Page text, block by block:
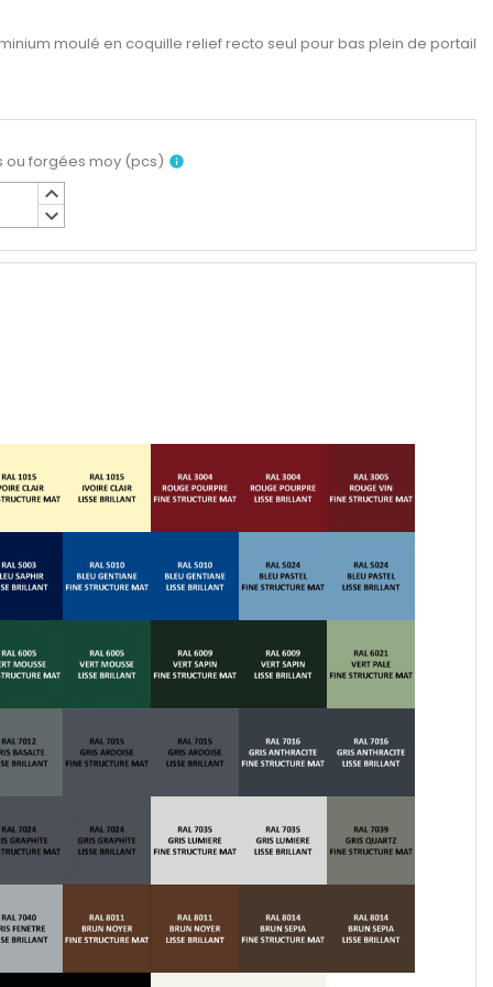
moulé en coquille relief recto seul pour bas plein de portail
ou forgées moy (pcs) info
keyboard_arrow_up
keyboard_arrow_down